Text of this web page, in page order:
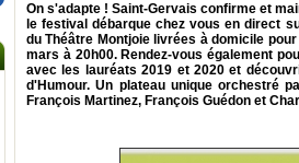
On s'adapte ! Saint-Gervais confirme et
le festival débarque chez vous en direct
du Théâtre Montjoie livrées à domicile
mars à 20h00. Rendez-vous également
avec les lauréats 2019 et 2020 et
d'Humour. Un plateau unique orchestré
François Martinez, François Guédon et